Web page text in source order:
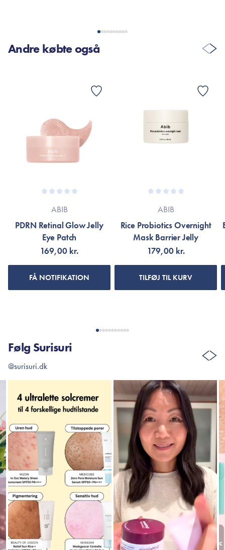
Andre købte også
ABIB
PDRN Retinal Glow Jelly
Eye Patch
169,00 kr.
FÅ NOTIFIKATION
ABIB
Rice Probiotics Overnight
Mask Barrier Jelly
179,00 kr.
TILFØJ TIL KURV
Følg Surisuri
@surisuri.dk